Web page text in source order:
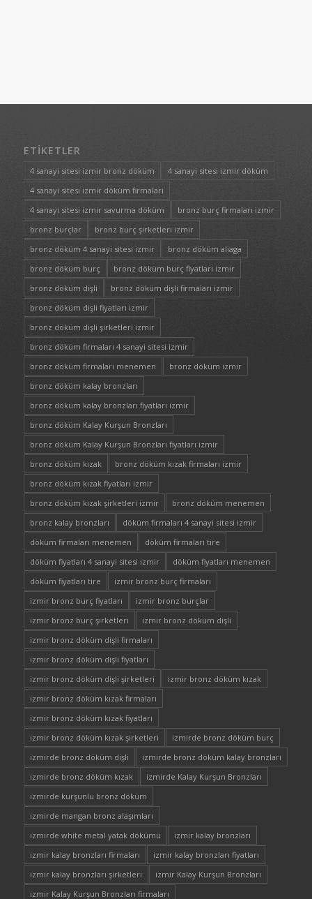
ETIKETLER
4 sanayi sitesi izmir bronz döküm
4 sanayi sitesi izmir döküm
4 sanayi sitesi izmir döküm firmaları
4 sanayi sitesi izmir savurma döküm
bronz burç firmaları izmir
bronz burçlar
bronz burç şirketleri izmir
bronz döküm 4 sanayi sitesi izmir
bronz döküm aliaga
bronz döküm burç
bronz döküm burç fiyatları izmir
bronz döküm dişli
bronz döküm dişli firmaları izmir
bronz döküm dişli fiyatları izmir
bronz döküm dişli şirketleri izmir
bronz döküm firmaları 4 sanayi sitesi izmir
bronz döküm firmaları menemen
bronz döküm izmir
bronz döküm kalay bronzları
bronz döküm kalay bronzları fiyatları izmir
bronz döküm Kalay Kurşun Bronzları
bronz döküm Kalay Kurşun Bronzları fiyatları izmir
bronz döküm kızak
bronz döküm kızak firmaları izmir
bronz döküm kızak fiyatları izmir
bronz döküm kızak şirketleri izmir
bronz döküm menemen
bronz kalay bronzları
döküm firmaları 4 sanayi sitesi izmir
döküm firmaları menemen
döküm firmaları tire
döküm fiyatları 4 sanayi sitesi izmir
döküm fiyatları menemen
döküm fiyatları tire
izmir bronz burç firmaları
izmir bronz burç fiyatları
izmir bronz burçlar
izmir bronz burç şirketleri
izmir bronz döküm dişli
izmir bronz döküm dişli firmaları
izmir bronz döküm dişli fiyatları
izmir bronz döküm dişli şirketleri
izmir bronz döküm kızak
izmir bronz döküm kızak firmaları
izmir bronz döküm kızak fiyatları
izmir bronz döküm kızak şirketleri
izmirde bronz döküm burç
izmirde bronz döküm dişli
izmirde bronz döküm kalay bronzları
izmirde bronz döküm kızak
izmirde Kalay Kurşun Bronzları
izmirde kurşunlu bronz döküm
izmirde mangan bronz alaşımları
izmirde white metal yatak dökümü
izmir kalay bronzları
izmir kalay bronzları firmaları
izmir kalay bronzları fiyatları
izmir kalay bronzları şirketleri
izmir Kalay Kurşun Bronzları
izmir Kalay Kurşun Bronzları firmaları